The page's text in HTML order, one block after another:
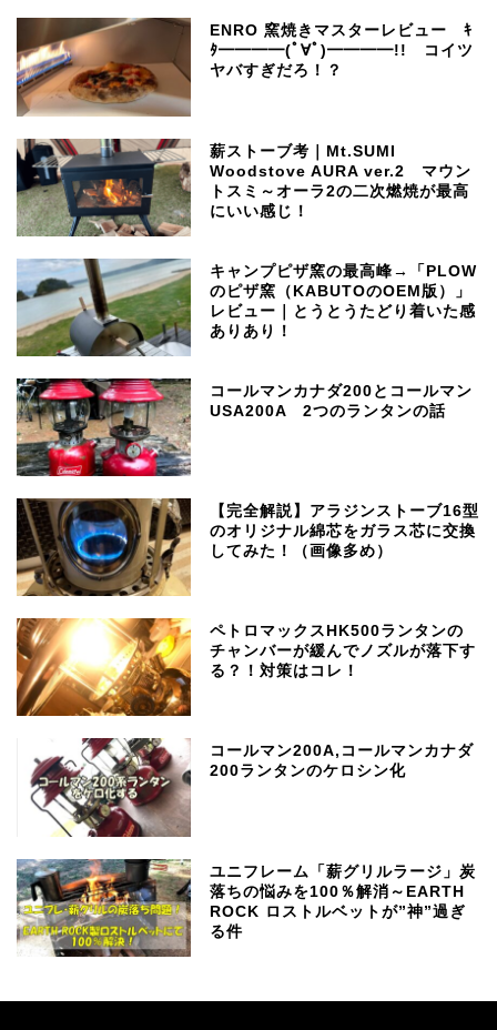
ENRO 窯焼きマスターレビュー ｷ
ﾀ━━━━(ﾟ∀ﾟ)━━━━!! コイツ
ヤバすぎだろ！？
薪ストーブ考｜Mt.SUMI
Woodstove AURA ver.2 マウン
トスミ～オーラ2の二次燃焼が最高
にいい感じ！
キャンプピザ窯の最高峰→「PLOW
のピザ窯（KABUTOのOEM版）」
レビュー｜とうとうたどり着いた感
ありあり！
コールマンカナダ200とコールマン
USA200A 2つのランタンの話
【完全解説】アラジンストーブ16型
のオリジナル綿芯をガラス芯に交換
してみた！（画像多め）
ペトロマックスHK500ランタンの
チャンバーが緩んでノズルが落下す
る？！対策はコレ！
コールマン200A,コールマンカナダ
200ランタンのケロシン化
ユニフレーム「薪グリルラージ」炭
落ちの悩みを100％解消～EARTH
ROCK ロストルベットが”神”過ぎ
る件